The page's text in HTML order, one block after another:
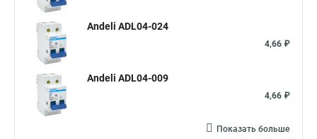
Andeli ADL04-024
4,66 ₽
Andeli ADL04-009
4,66 ₽
Показать больше